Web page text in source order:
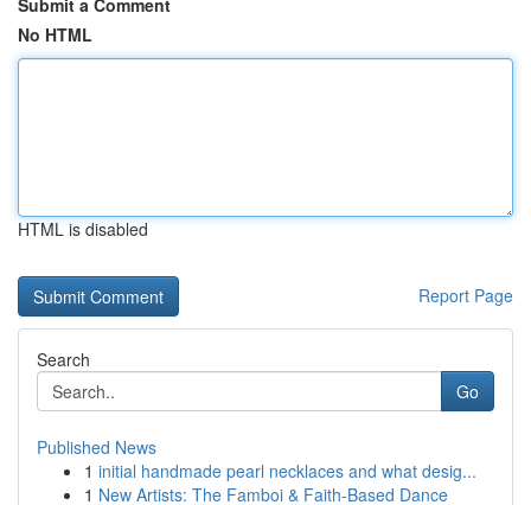
Submit a Comment
No HTML
HTML is disabled
Report Page
Search
Go
Published News
1 initial handmade pearl necklaces and what desig...
1 New Artists: The Famboi & Faith-Based Dance